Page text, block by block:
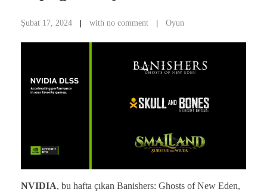
Şubat 17, 2024 with no comment Oyun
NVIDIA, bu hafta çıkan Banishers: Ghosts of New Eden,